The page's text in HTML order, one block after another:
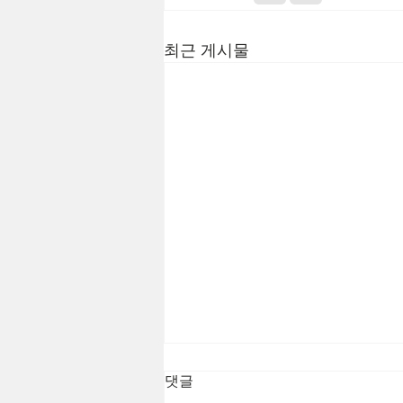
최근 게시물
댓글